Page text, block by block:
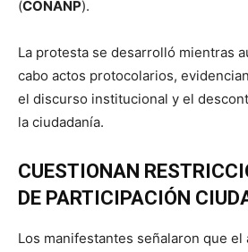
(CONANP).
La protesta se desarrolló mientras
cabo actos protocolarios,
el discurso institucional y el
la ciudadanía.
CUESTIONAN
DE PARTICIPACIÓN
Los manifestantes señalaron que el